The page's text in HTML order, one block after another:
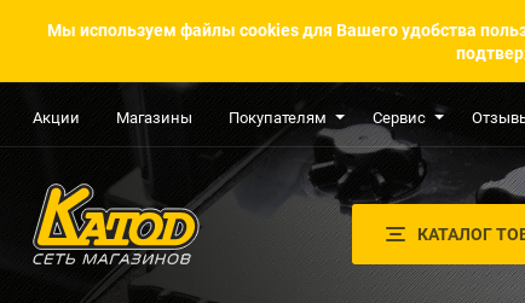
Мы используем файлы cookies для Вашего удобства
Акции Магазины Покупателям Сервис
КАТАЛОГ